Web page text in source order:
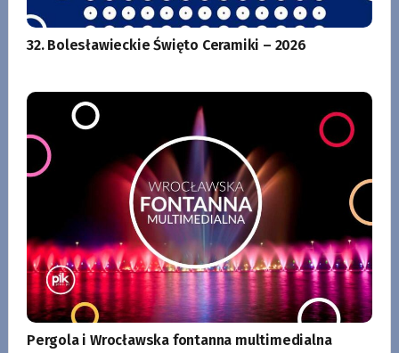
32. Bolesławieckie Święto Ceramiki – 2026
Pergola i Wrocławska fontanna multimedialna